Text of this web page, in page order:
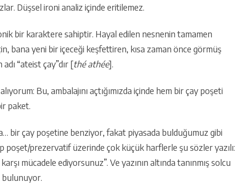
Düşsel ironi analiz içinde eritilemez.
bir karaktere sahiptir. Hayal edilen nesnenin tamamen
bana yeni bir içeceği keşfettiren, kısa zaman önce görmüş
“ateist çay”dır [thé athée].
Bu, ambalajını açtığımızda içinde hem bir çay poşeti
paket.
bir çay poşetine benziyor, fakat piyasada bulduğumuz gibi
poşet/prezervatif üzerinde çok küçük harflerle şu sözler yazılı:
mücadele ediyorsunuz”. Ve yazının altında tanınmış solcu
bulunuyor.